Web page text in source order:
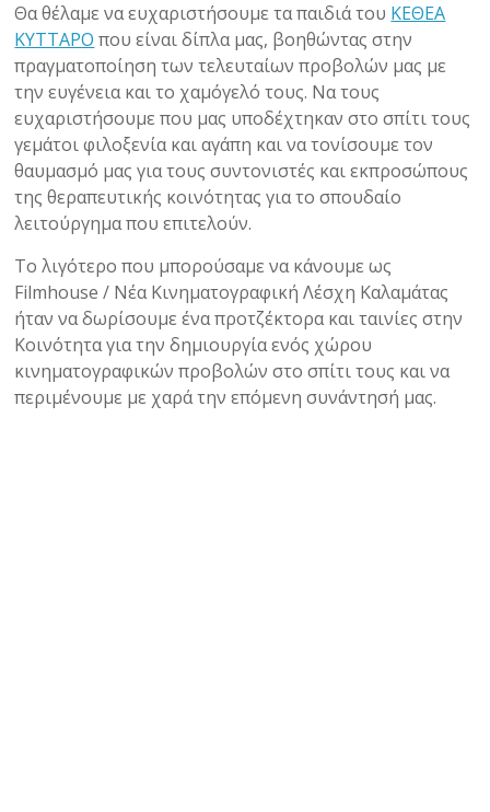
Θα θέλαμε να ευχαριστήσουμε τα παιδιά του ΚΕΘΕΑ
ΚΥΤΤΑΡΟ που είναι δίπλα μας, βοηθώντας στην
πραγματοποίηση των τελευταίων προβολών μας με
την ευγένεια και το χαμόγελό τους. Να τους
ευχαριστήσουμε που μας υποδέχτηκαν στο σπίτι τους
γεμάτοι φιλοξενία και αγάπη και να τονίσουμε τον
θαυμασμό μας για τους συντονιστές και εκπροσώπους
της θεραπευτικής κοινότητας για το σπουδαίο
λειτούργημα που επιτελούν.
Το λιγότερο που μπορούσαμε να κάνουμε ως
Filmhouse / Νέα Κινηματογραφική Λέσχη Καλαμάτας
ήταν να δωρίσουμε ένα προτζέκτορα και ταινίες στην
Κοινότητα για την δημιουργία ενός χώρου
κινηματογραφικών προβολών στο σπίτι τους και να
περιμένουμε με χαρά την επόμενη συνάντησή μας.